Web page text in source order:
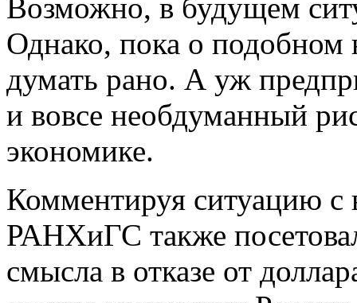
Возможно, в будущем
Однако, пока о подобном
думать рано. А уж
и вовсе необдуманный
экономике.
Комментируя ситуацию
РАНХиГС также
смысла в отказе от